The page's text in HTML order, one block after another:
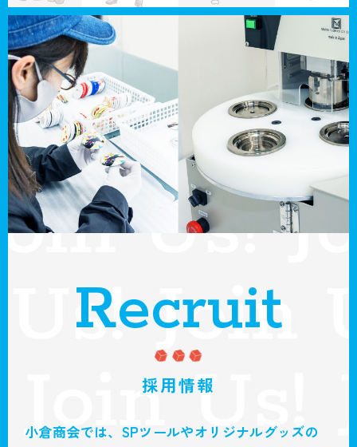
Recruit
採用情報
小倉商会では、SPツールやオリジナルグッズの